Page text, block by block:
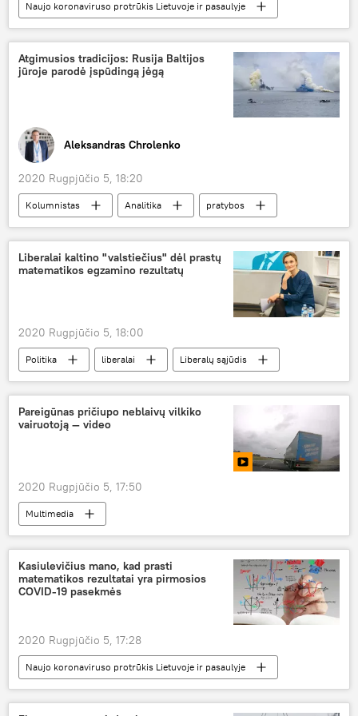
Naujo koronaviruso protrūkis Lietuvoje ir pasaulyje
Visuomenė
Saulius Skvernelis
ugdymo įstaigos
koronavirusas
Atgimusios tradicijos: Rusija Baltijos
jūroje parodė įspūdingą jėgą
Aleksandras Chrolenko
2020 Rugpjūčio 5, 18:20
Kolumnistas Analitika
pratybos
Rusija
Liberalai kaltino "valstiečius" dėl prastų
matematikos egzamino rezultatų
2020 Rugpjūčio 5, 18:00
Politika liberalai
Liberalų sąjūdis
valstiečiai
brandos egzaminai
Pareigūnas pričiupo neblaivų vilkiko
vairuotoją — video
2020 Rugpjūčio 5, 17:50
Multimedia
Kasiulevičius mano, kad prasti
matematikos rezultatai yra pirmosios
COVID-19 pasekmės
2020 Rugpjūčio 5, 17:28
Naujo koronaviruso protrūkis Lietuvoje ir pasaulyje
Visuomenė
matematika
egzaminas